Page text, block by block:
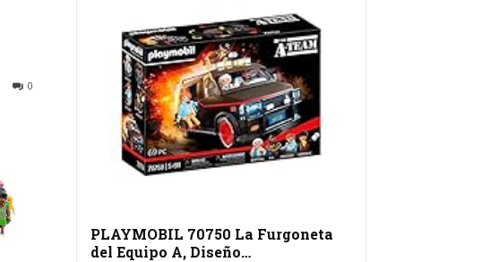
0
PLAYMOBIL 70750 La Furgoneta
del Equipo A, Diseño…